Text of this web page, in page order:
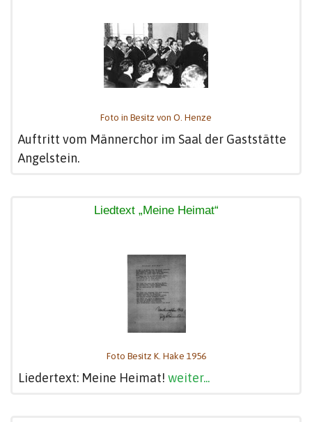
Foto in Besitz von O. Henze
Auftritt vom Männerchor im Saal der Gaststätte
Angelstein.
Liedtext „Meine Heimat“
Foto Besitz K. Hake 1956
Liedertext: Meine Heimat! weiter...